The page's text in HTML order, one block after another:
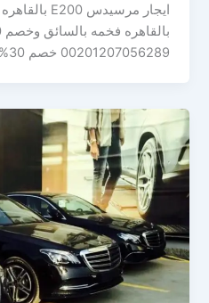
00201207056289 خصم 30% علي